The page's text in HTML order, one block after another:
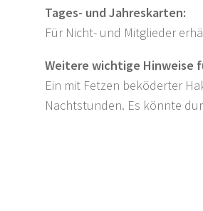
Tages- und Jahreskarten:
Für Nicht- und Mitglieder
Weitere wichtige Hinweise
Ein mit Fetzen beköderter
Nachtstunden. Es könnte